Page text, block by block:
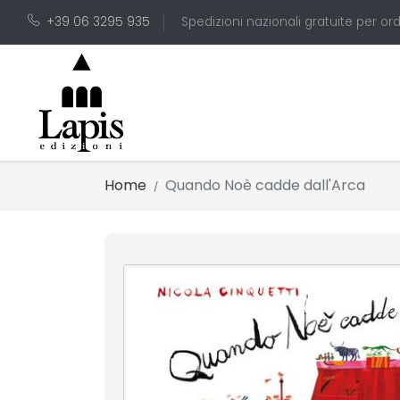
+39 06 3295 935 Spedizioni nazionali gratuite per
Home Quando Noè cadde dall'Arca